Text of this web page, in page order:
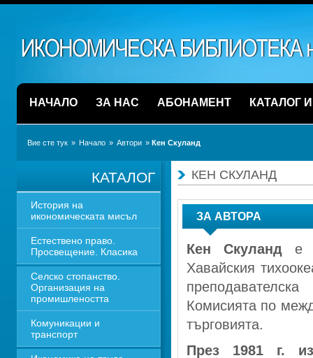
НАЧАЛО ЗА НАС АБОНАМЕНТ КАТАЛОГ
Вие сте тук » Начало » Автори » Кен Скуланд
КАТАЛОГ
История на
икономическата мисъл
Естествено право.
Просвещение. Класика
Селско стопанство.
Организация на
промишлеността
Комуникации и
транспорт
КЕН СКУЛАНД
ЗА АВТОРА
Кен Скуланде
Хавайския
Комисията по
търговията.
През 1981 г.